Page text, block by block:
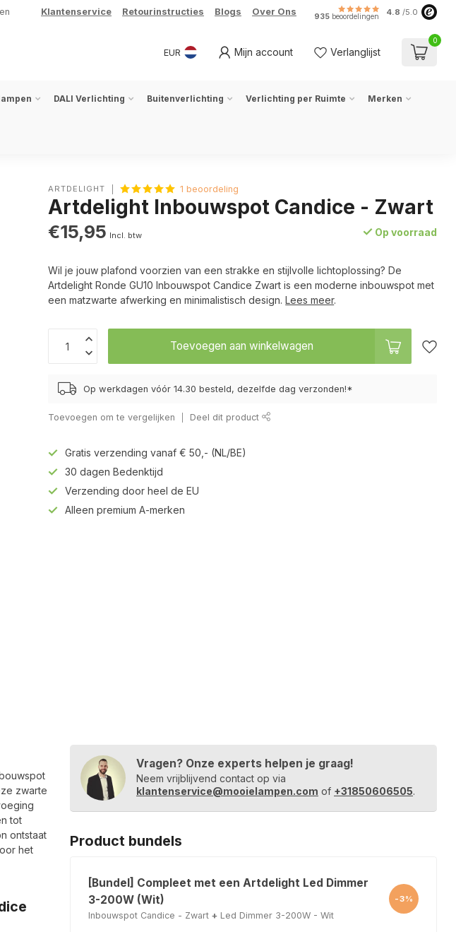
Klantenservice Retourinstructies Blogs Over Ons 935 beoordelingen 4.8 /5.0
EUR Mijn account Verlanglijst
0
DALI Verlichting Buitenverlichting Verlichting per Ruimte Merken
ARTDELIGHT 1 beoordeling
Artdelight Inbouwspot Candice - Zwart
€15,95 Incl. btw Op voorraad
Wil je jouw plafond voorzien van een strakke en stijlvolle lichtoplossing? De
Artdelight Ronde GU10 Inbouwspot Candice Zwart is een moderne inbouwspot met
een matzwarte afwerking en minimalistisch design.Lees meer.
Toevoegen aan winkelwagen
Op werkdagen vóór 14.30 besteld, dezelfde dag verzonden!*
Toevoegen om te vergelijken Deel dit product
Gratis verzending vanaf € 50,- (NL/BE)
30 dagen Bedenktijd
Verzending door heel de EU
Alleen premium A-merken
zwarte
tot
ontstaat
het
Vragen? Onze experts helpen je graag!
Neem vrijblijvend contact op via
klantenservice@mooielampen.com of +31850606505.
Product bundels
[Bundel] Compleet met een Artdelight Led Dimmer
3-200W (Wit)
Inbouwspot Candice - Zwart + Led Dimmer 3-200W - Wit
-3%